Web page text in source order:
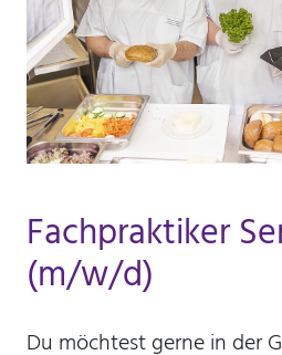
Fachpraktiker
(m/w/d)
Du möchtest gerne in der